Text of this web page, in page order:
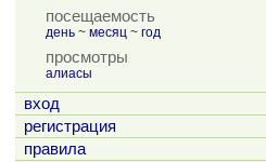
посещаемость
день ~ месяц ~ год
просмотры
алиасы
вход
регистрация
правила